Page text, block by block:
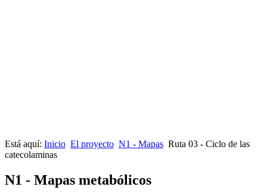
Está aquí: Inicio El proyecto N1 - Mapas Ruta 03 - Ciclo de las
catecolaminas
N1 - Mapas metabólicos